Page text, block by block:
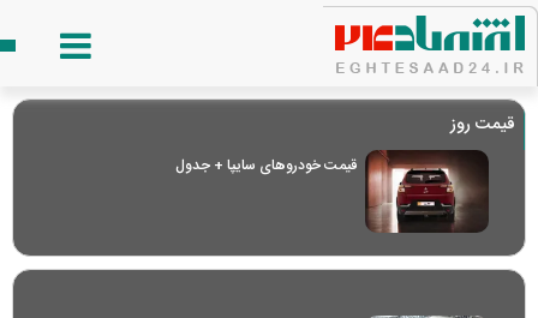
قیمت روز
قیمت خودرو‌های سایپا + جدول